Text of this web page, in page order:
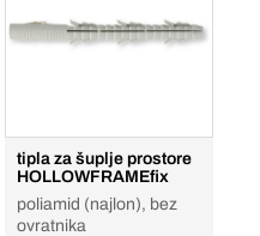
tipla za šuplje prostore
HOLLOWFRAMEfix
poliamid (najlon), bez
ovratnika